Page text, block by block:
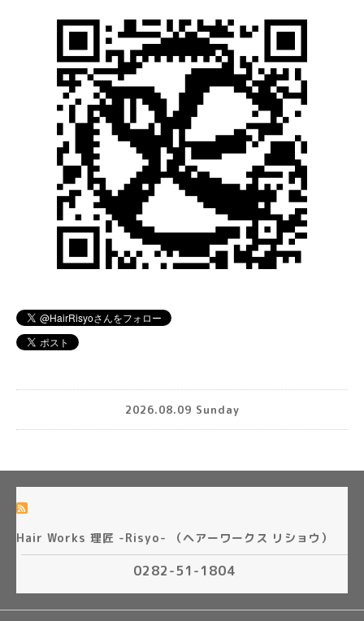
2026.08.09 Sunday
Hair Works 理匠 -Risyo- （ヘアーワークス リショウ）
0282-51-1804